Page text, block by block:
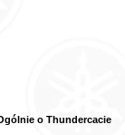
o Thundercacie